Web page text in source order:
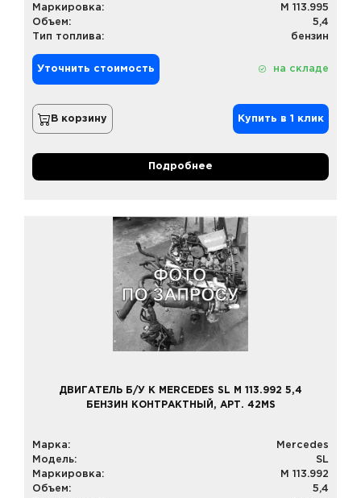
Маркировка:
M 113.995
Объем:
5,4
Тип топлива:
бензин
Уточнить стоимость на складе
В корзину Купить в 1 клик
Подробнее
ДВИГАТЕЛЬ Б/У К MERCEDES SL M 113.992 5,4
БЕНЗИН КОНТРАКТНЫЙ, АРТ. 42MS
Марка:
Mercedes
Модель:
SL
Маркировка:
M 113.992
Объем:
5,4